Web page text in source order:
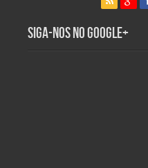
Siga-nos no Google+